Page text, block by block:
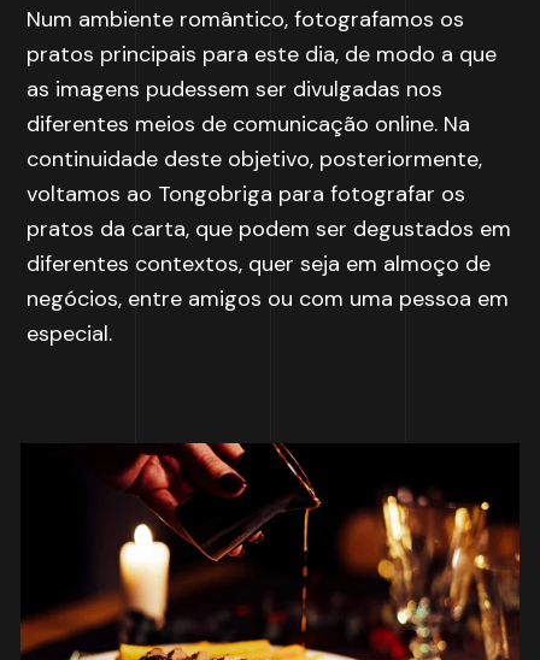
Num ambiente romântico, fotografamos os
pratos principais para este dia, de modo a que
as imagens pudessem ser divulgadas nos
diferentes meios de comunicação online. Na
continuidade deste objetivo, posteriormente,
voltamos ao Tongobriga para fotografar os
pratos da carta, que podem ser degustados em
diferentes contextos, quer seja em almoço de
negócios, entre amigos ou com uma pessoa em
especial.